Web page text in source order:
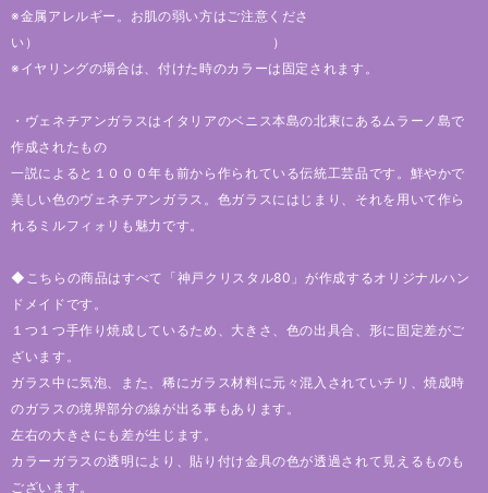
※金属アレルギー。お肌の弱い方はご注意くださ
い） ）
※イヤリングの場合は、付けた時のカラーは固定されます。
・ヴェネチアンガラスはイタリアのベニス本島の北東にあるムラーノ島で
作成されたもの
一説によると１０００年も前から作られている伝統工芸品です。鮮やかで
美しい色のヴェネチアンガラス。色ガラスにはじまり、それを用いて作ら
れるミルフィォリも魅力です。
◆こちらの商品はすべて「神戸クリスタル80」が作成するオリジナルハン
ドメイドです。
１つ１つ手作り焼成しているため、大きさ、色の出具合、形に固定差がご
ざいます。
ガラス中に気泡、また、稀にガラス材料に元々混入されていチリ、焼成時
のガラスの境界部分の線が出る事もあります。
左右の大きさにも差が生じます。
カラーガラスの透明により、貼り付け金具の色が透過されて見えるものも
ございます。